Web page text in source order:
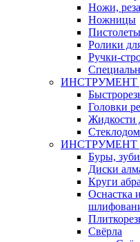
Ножи,
Ножницы
Пистолеты
Ролики
Ручки-
ИНСТРУМЕНТ
Головки
Жидкости
Буры,
Диски
Круги
Оснастка
Свёрла